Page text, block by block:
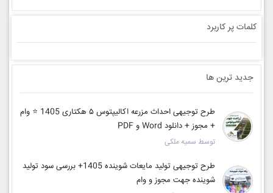
کلمات پر کاربرد
جدید ترین ها
طرح توجیهی احداث مزرعه اکالیپتوس ۵ هکتاری 1405 ⭐️ وام
+ مجوز + دانلود Word و PDF
توسط سمیه ملکی
طرح توجیهی تولید مایعات شوینده 1405+ بررسی سود تولید
شوینده جهت مجوز و وام